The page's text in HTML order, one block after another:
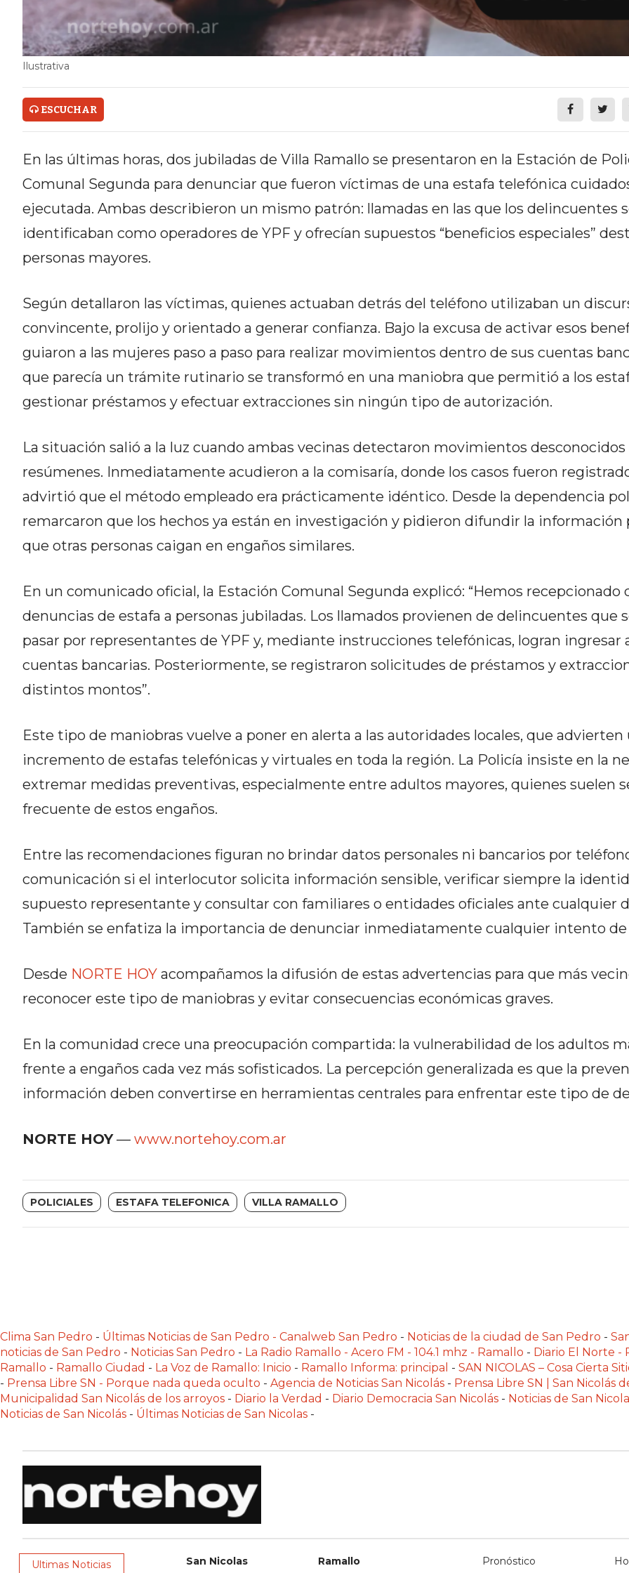
ONLINE CON PEDIDOS POR
WHATSAPP
TIENDA ONLINE GRATIS EN
ARGENTINA:
CHANGUITO.COM.AR VS OTRAS
WHATSAPP
CÓMO RECIBIR PEDIDOS
DE COMIDA POR WHATSAPP:
LA GUÍA DEFINITIVA PARA
PEDIDOS DE DELIVERY POR
WHATSAPP SIN QUE SE TE
PIERDA NINGUNO
AYUDA
CONDICIONES
DE
DEL
SITIO
DIARIO
DIA
DIARIO
DEPORTIVO
DE
PUBLICITÁ
EN
CLAVE
NOTICIAS
ROJAS
NOTICIAS
ARRECIFES
SALTO
ZÁRATE
DE
CAMPANA
EXALTACIÓN
DE
AIRES)
MEJOR
GIMNASIO
Ilustrativa
ESCUCHAR
En las últimas horas, dos jubiladas de Villa Ramallo se presentaron en la Estación de
Comunal Segunda para denunciar que fueron víctimas de una estafa telefónica
ejecutada. Ambas describieron un mismo patrón: llamadas en las que los delincuentes
identificaban como operadores de YPF y ofrecían supuestos “beneficios especiales”
personas mayores.
Según detallaron las víctimas, quienes actuaban detrás del teléfono utilizaban un
convincente, prolijo y orientado a generar confianza. Bajo la excusa de activar esos
guiaron a las mujeres paso a paso para realizar movimientos dentro de sus cuentas
que parecía un trámite rutinario se transformó en una maniobra que permitió a los
gestionar préstamos y efectuar extracciones sin ningún tipo de autorización.
La situación salió a la luz cuando ambas vecinas detectaron movimientos desconocidos
resúmenes. Inmediatamente acudieron a la comisaría, donde los casos fueron
advirtió que el método empleado era prácticamente idéntico. Desde la dependencia
remarcaron que los hechos ya están en investigación y pidieron difundir la información
que otras personas caigan en engaños similares.
En un comunicado oficial, la Estación Comunal Segunda explicó: “Hemos recepcionado
denuncias de estafa a personas jubiladas. Los llamados provienen de delincuentes que
pasar por representantes de YPF y, mediante instrucciones telefónicas, logran ingresar
cuentas bancarias. Posteriormente, se registraron solicitudes de préstamos y
distintos montos”.
Este tipo de maniobras vuelve a poner en alerta a las autoridades locales, que advierten
incremento de estafas telefónicas y virtuales en toda la región. La Policía insiste en la
extremar medidas preventivas, especialmente entre adultos mayores, quienes suelen
frecuente de estos engaños.
Entre las recomendaciones figuran no brindar datos personales ni bancarios por
comunicación si el interlocutor solicita información sensible, verificar siempre la
supuesto representante y consultar con familiares o entidades oficiales ante cualquier
También se enfatiza la importancia de denunciar inmediatamente cualquier intento de
Desde NORTE HOYacompañamos la difusión de estas advertencias para que más
reconocer este tipo de maniobras y evitar consecuencias económicas graves.
En la comunidad crece una preocupación compartida: la vulnerabilidad de los adultos
frente a engaños cada vez más sofisticados. La percepción generalizada es que la
información deben convertirse en herramientas centrales para enfrentar este tipo de
NORTE HOY— www.nortehoy.com.ar
POLICIALES ESTAFA TELEFONICA VILLA RAMALLO
Clima San Pedro - Últimas Noticias de San Pedro - Canalweb San Pedro - Noticias de la ciudad de San Pedro -
noticias de San Pedro - Noticias San Pedro - La Radio Ramallo - Acero FM - 104.1 mhz - Ramallo - Diario El Norte -
Ramallo - Ramallo Ciudad - La Voz de Ramallo: Inicio - Ramallo Informa: principal - SAN NICOLAS – Cosa Cierta
- Prensa Libre SN - Porque nada queda oculto - Agencia de Noticias San Nicolás - Prensa Libre SN | San Nicolás
Municipalidad San Nicolás de los arroyos - Diario la Verdad - Diario Democracia San Nicolás - Noticias de San
Noticias de San Nicolás - Últimas Noticias de San Nicolas -
Ultimas Noticias San Nicolas Ramallo Pronóstico